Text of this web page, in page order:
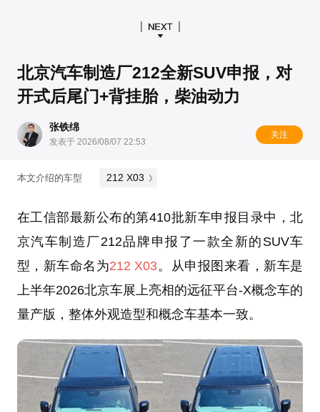
北京汽车制造厂212全新SUV申报，对
开式后尾门+背挂胎，柴油动力
张铁绵
发表于 2026/08/07 22:53
关注
本文介绍的车型 212 X03
在工信部最新公布的第410批新车申报目录中，北
京汽车制造厂212品牌申报了一款全新的SUV车
型，新车命名为212 X03。从申报图来看，新车是
上半年2026北京车展上亮相的远征平台-X概念车的
量产版，整体外观造型和概念车基本一致。